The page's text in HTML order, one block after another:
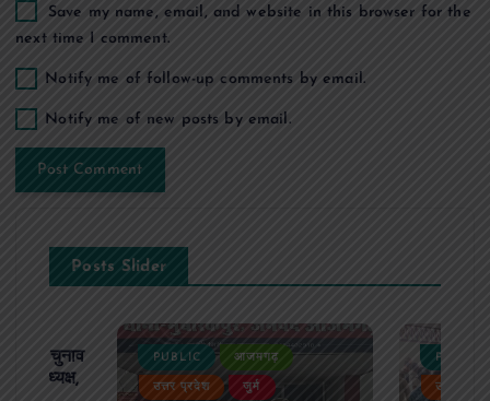
Save my name, email, and website in this browser for the
next time I comment.
Notify me of follow-up comments by email.
Notify me of new posts by email.
Posts Slider
का चुनाव
बने अध्यक्ष,
PUBLIC आजमगढ़
उत्तर प्रदेश जुर्म
PUBLIC
उत्तर